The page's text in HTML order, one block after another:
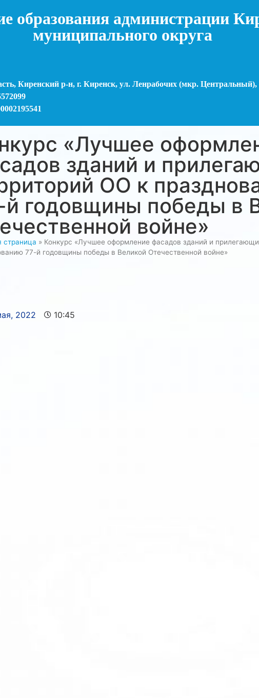
образования администрации
муниципального округа
Киренский р-н, г. Киренск, ул. Ленрабочих (мкр. Центральный),
«Лучшее
зданий и
ОО к
й годовщины победы в
войне»
страница » Конкурс «Лучшее оформление фасадов зданий и
77-й годовщины победы в Великой Отечественной войне»
2022 10:45